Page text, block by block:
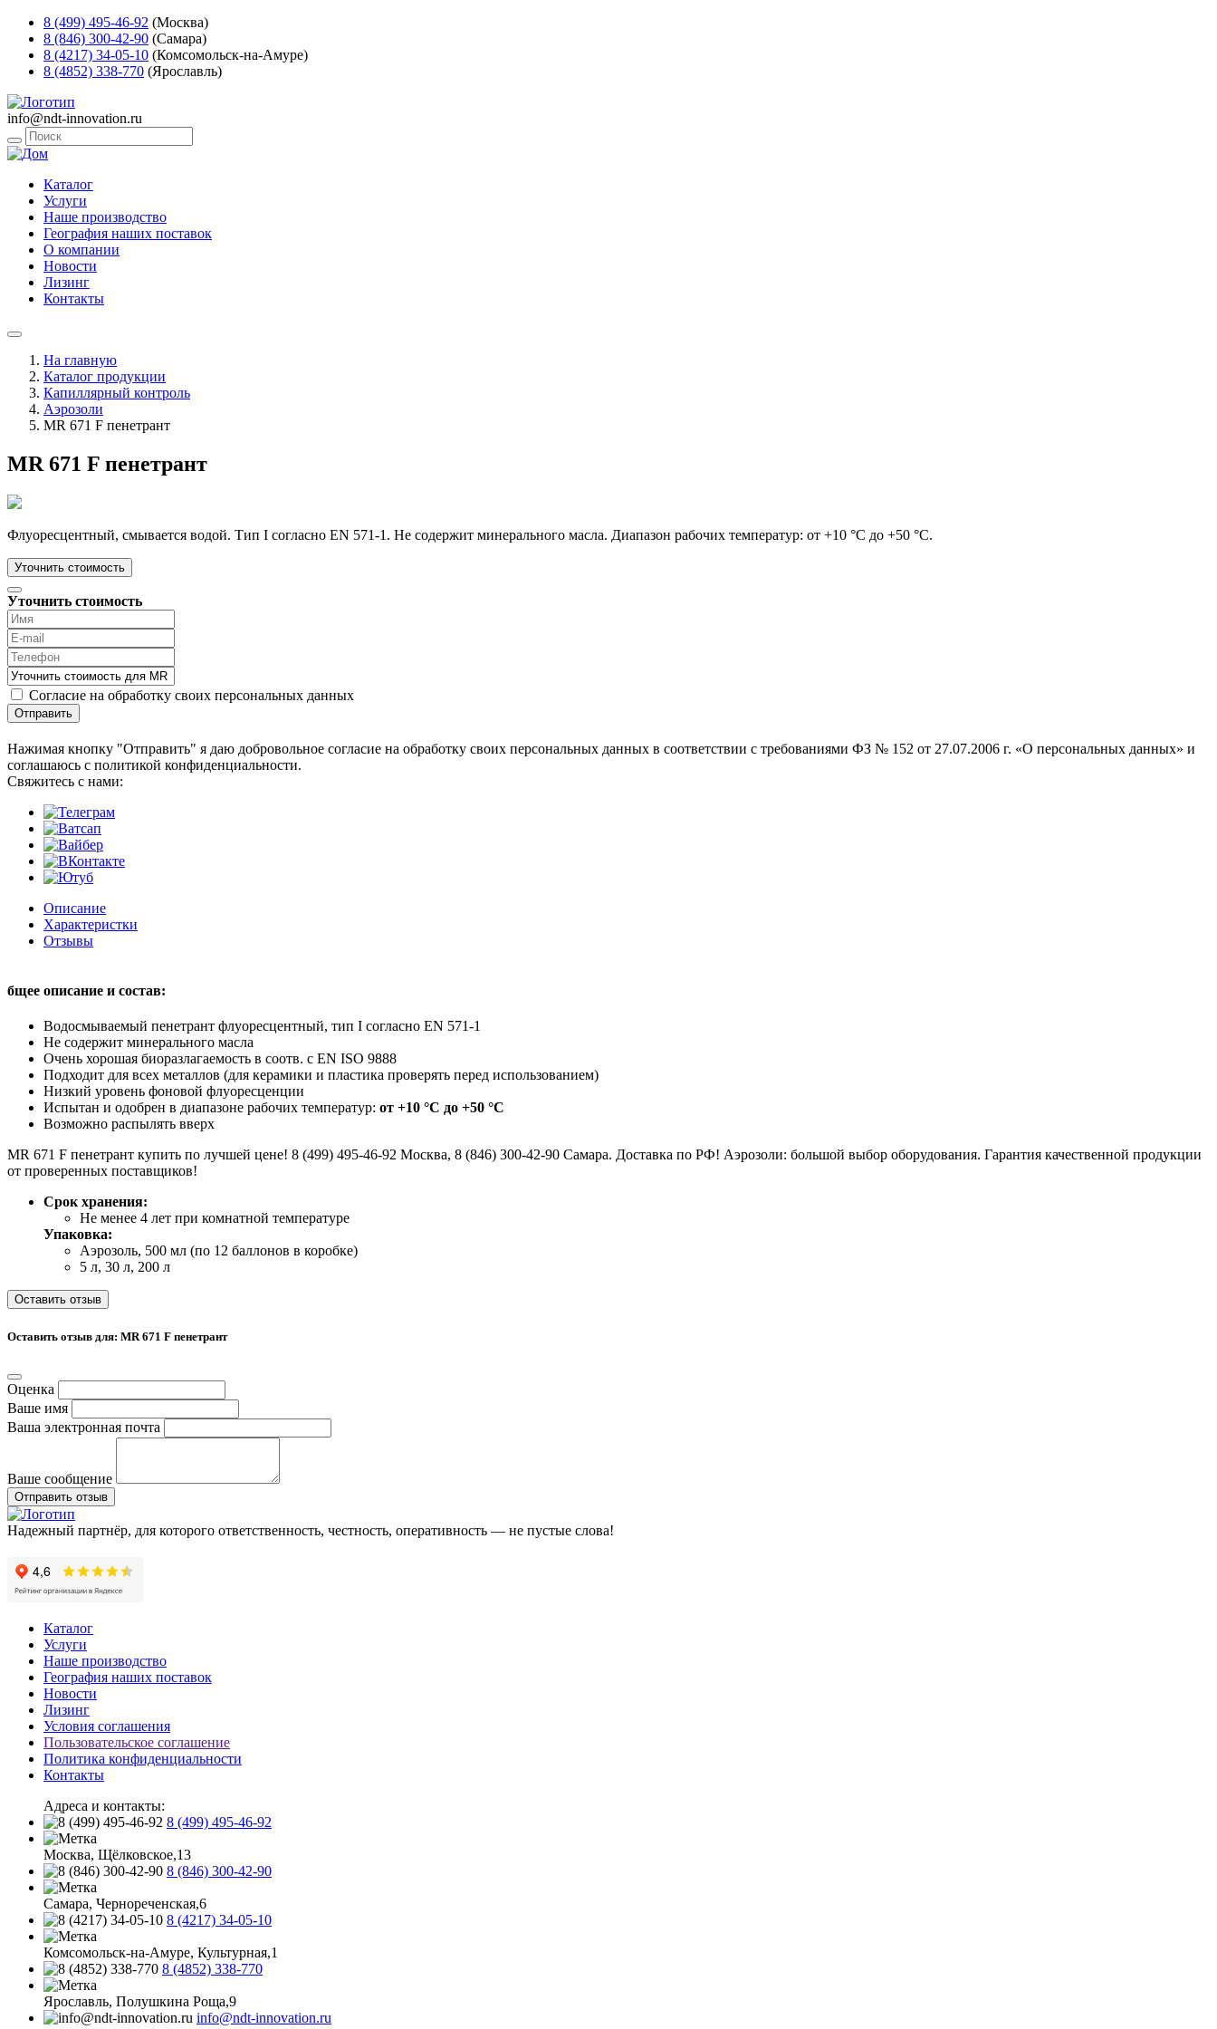
8 (499) 495-46-92 (Москва)
8 (846) 300-42-90 (Самара)
8 (4217) 34-05-10 (Комсомольск-на-Амуре)
8 (4852) 338-770 (Ярославль)
info@ndt-innovation.ru
Каталог
Услуги
Наше производство
География наших поставок
О компании
Новости
Лизинг
Контакты
На главную
Каталог продукции
Капиллярный контроль
Аэрозоли
MR 671 F пенетрант
MR 671 F пенетрант
Флуоресцентный, смывается водой. Тип I согласно EN 571-1. Не содержит минерального масла. Диапазон рабочих температур: от +10 °C до +50 °C.
Уточнить стоимость
Уточнить стоимость
Согласие на обработку своих персональных данных
Отправить
Нажимая кнопку "Отправить" я даю добровольное согласие на обработку своих персональных данных в соответствии с требованиями ФЗ № 152 от 27.07.2006 г. «О персональных данных» и
соглашаюсь с политикой конфиденциальности.
Cвяжитесь с нами:
Описание
Характеристки
Отзывы
бщее описание и состав:
Водосмываемый пенетрант флуоресцентный, тип I согласно EN 571-1
Не содержит минерального масла
Очень хорошая биоразлагаемость в соотв. с EN ISO 9888
Подходит для всех металлов (для керамики и пластика проверять перед использованием)
Низкий уровень фоновой флуоресценции
Испытан и одобрен в диапазоне рабочих температур: от +10 °C до +50 °C
Возможно распылять вверх
MR 671 F пенетрант купить по лучшей цене! 8 (499) 495-46-92 Москва, 8 (846) 300-42-90 Самара. Доставка по РФ! Аэрозоли: большой выбор оборудования. Гарантия качественной продукции
от проверенных поставщиков!
Срок хранения:
Не менее 4 лет при комнатной температуре
Упаковка:
Аэрозоль, 500 мл (по 12 баллонов в коробке)
5 л, 30 л, 200 л
Оставить отзыв
Оставить отзыв для: MR 671 F пенетрант
Оценка
Ваше имя
Ваша электронная почта
Ваше сообщение
Отправить отзыв
Надежный партнёр, для которого ответственность, честность, оперативность — не пустые слова!
Каталог
Услуги
Наше производство
География наших поставок
Новости
Лизинг
Условия соглашения
Пользовательское соглашение
Политика конфиденциальности
Контакты
Адреса и контакты:
8 (499) 495-46-92
Москва, Щёлковское,13
8 (846) 300-42-90
Самара, Чернореченская,6
8 (4217) 34-05-10
Комсомольск-на-Амуре, Культурная,1
8 (4852) 338-770
Ярославль, Полушкина Роща,9
info@ndt-innovation.ru